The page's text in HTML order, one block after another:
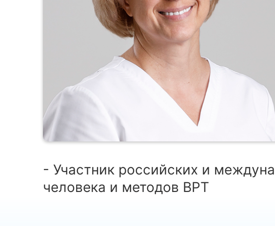
- Участник российских и
человека и методов ВРТ